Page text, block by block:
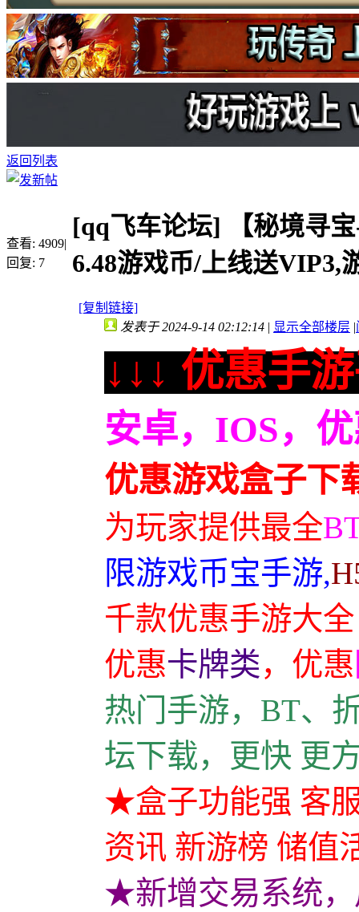
返回列表
查看: 4909|
回复: 7
[qq飞车论坛]
【秘境寻
6.48游戏币/上线送VIP3,
[复制链接]
发表于 2024-9-14 02:12:14 | 显示全部楼层 |
↓↓↓ 优惠手
安卓，IOS，
优惠游戏盒子下
为玩家提供最全
限游戏币宝手游,
千款优惠手游大全
优惠卡牌类， 优惠
热门手游，BT、
坛下载，更快 更
★盒子功能强 客
资讯 新游榜 储值
★新增交易系统，